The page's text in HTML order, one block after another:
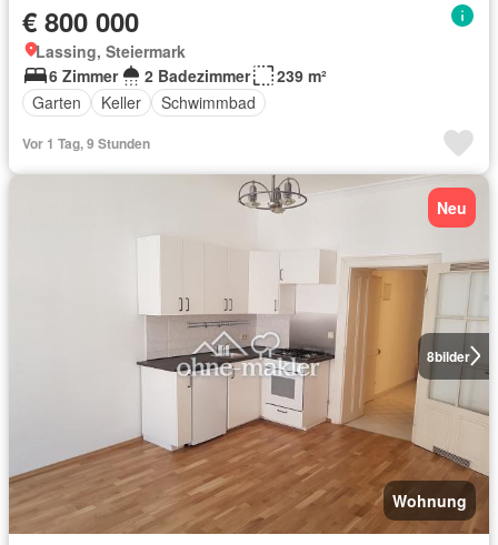
€ 800 000
Lassing, Steiermark
6 Zimmer
2 Badezimmer
239 m²
Garten
Keller Schwimmbad
Vor 1 Tag, 9 Stunden
8bilder
Neu
Wohnung